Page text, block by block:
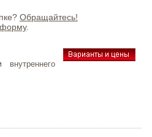
Обращайтесь!
форму.